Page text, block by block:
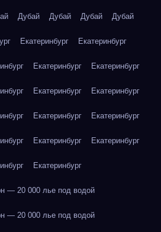
Дубай Дубай Дубай Дубай
Екатеринбург Екатеринбург
Екатеринбург Екатеринбург
Екатеринбург Екатеринбург
Екатеринбург Екатеринбург
Екатеринбург Екатеринбург
Екатеринбург
— 20 000 лье под водой
— 20 000 лье под водой